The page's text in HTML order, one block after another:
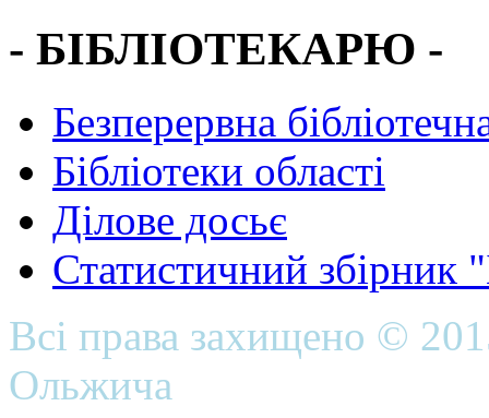
- БІБЛІОТЕКАРЮ -
Безперервна
Бібліотеки області
Ділове досьє
Статистичний
Всі права захищено ©
Ольжича